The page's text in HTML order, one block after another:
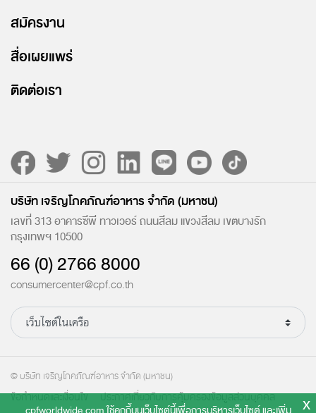
x
สมัครงาน
สื่อเผยแพร่
ติดต่อเรา
บริษัท เจริญโภคภัณฑ์อาหาร จำกัด (มหาชน)
เลขที่ 313 อาคารซีพี ทาวเวอร์ ถนนสีลม แขวงสีลม เขตบางรัก
กรุงเทพฯ 10500
66 (0) 2766 8000
consumercenter@cpf.co.th
© บริษัท เจริญโภคภัณฑ์อาหาร จำกัด (มหาชน)
ข้อกำหนดและเงื่อนไข
ประกาศเกี่ยวกับการคุ้มครองข้อมูลส่วนบุคคล